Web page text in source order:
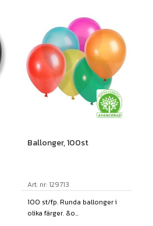
Ballonger, 100st
Art. nr: 129713
100 st/fp. Runda ballonger i
olika färger. &o...